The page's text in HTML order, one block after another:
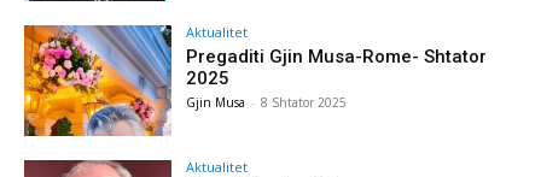
Aktualitet
Pregaditi Gjin Musa-Rome- Shtator
2025
Gjin Musa - 8 Shtator 2025
Aktualitet